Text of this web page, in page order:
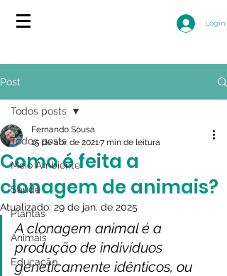
Login
Post
Todos posts
Meio Ambiente
Saúde
Plantas
Animais
Educação
Todos posts
Como é feita a
clonagem de animais?
Fernando Sousa
15 de abr. de 20217 min de leitura
Atualizado: 29 de jan. de 2025
A clonagem animal é a
produção de indivíduos
geneticamente idênticos, ou